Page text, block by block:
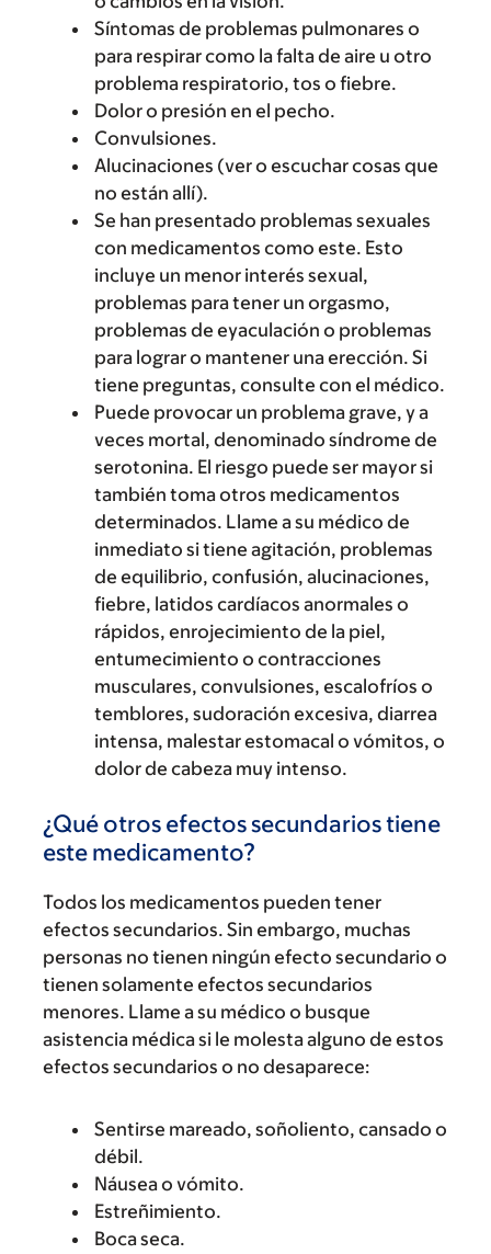
Síntomas de problemas pulmonares o
para respirar como la falta de aire u otro
problema respiratorio, tos o fiebre.
Dolor o presión en el pecho.
Convulsiones.
Alucinaciones (ver o escuchar cosas que
no están allí).
Se han presentado problemas sexuales
con medicamentos como este. Esto
incluye un menor interés sexual,
problemas para tener un orgasmo,
problemas de eyaculación o problemas
para lograr o mantener una erección. Si
tiene preguntas, consulte con el médico.
Puede provocar un problema grave, y a
veces mortal, denominado síndrome de
serotonina. El riesgo puede ser mayor si
también toma otros medicamentos
determinados. Llame a su médico de
inmediato si tiene agitación, problemas
de equilibrio, confusión, alucinaciones,
fiebre, latidos cardíacos anormales o
rápidos, enrojecimiento de la piel,
entumecimiento o contracciones
musculares, convulsiones, escalofríos o
temblores, sudoración excesiva, diarrea
intensa, malestar estomacal o vómitos, o
dolor de cabeza muy intenso.
¿Qué otros efectos secundarios tiene
este medicamento?
Todos los medicamentos pueden tener
efectos secundarios. Sin embargo, muchas
personas no tienen ningún efecto secundario o
tienen solamente efectos secundarios
menores. Llame a su médico o busque
asistencia médica si le molesta alguno de estos
efectos secundarios o no desaparece:
Sentirse mareado, soñoliento, cansado o
débil.
Náusea o vómito.
Estreñimiento.
Boca seca.